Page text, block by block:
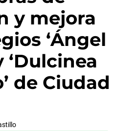
y mejora
‘Ángel
‘Dulcinea
de Ciudad